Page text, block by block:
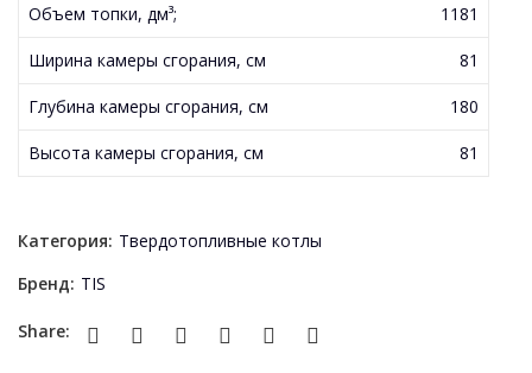
Объем топки, дм³; 1181
Ширина камеры сгорания, см 81
Глубина камеры сгорания, см 180
Высота камеры сгорания, см 81
Категория: Твердотопливные котлы
Бренд: TIS
Share: